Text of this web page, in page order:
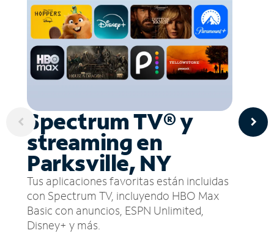
Spectrum TV® y
streaming en
Parksville, NY
Tus aplicaciones favoritas están incluidas
con Spectrum TV, incluyendo HBO Max
Basic con anuncios, ESPN Unlimited,
Disney+ y más.